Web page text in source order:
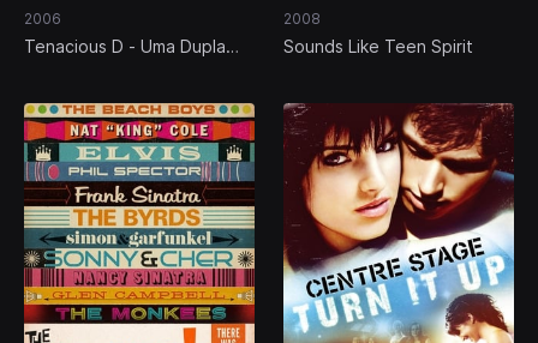
2006
Tenacious D - Uma Dupla
2008
Sounds Like Teen Spirit